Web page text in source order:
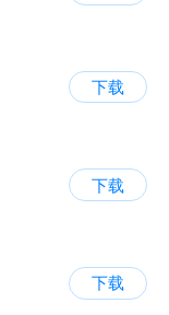
下载
下载
下载